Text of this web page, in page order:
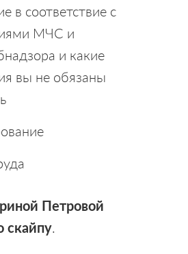
в соответствие с
МЧС и
и какие
вы не обязаны
Петровой
скайпу.